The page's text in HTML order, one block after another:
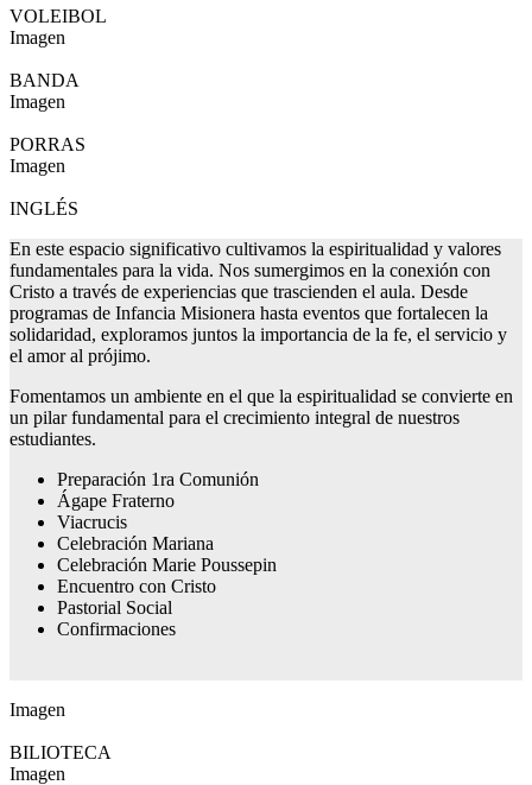
VOLEIBOL
Imagen
BANDA
Imagen
PORRAS
Imagen
INGLÉS
En este espacio significativo cultivamos la espiritualidad y valores
fundamentales para la vida. Nos sumergimos en la conexión con
Cristo a través de experiencias que trascienden el aula. Desde
programas de Infancia Misionera hasta eventos que fortalecen la
solidaridad, exploramos juntos la importancia de la fe, el servicio y
el amor al prójimo.
Fomentamos un ambiente en el que la espiritualidad se convierte en
un pilar fundamental para el crecimiento integral de nuestros
estudiantes.
Preparación 1ra Comunión
Ágape Fraterno
Viacrucis
Celebración Mariana
Celebración Marie Poussepin
Encuentro con Cristo
Pastorial Social
Confirmaciones
Imagen
BILIOTECA
Imagen